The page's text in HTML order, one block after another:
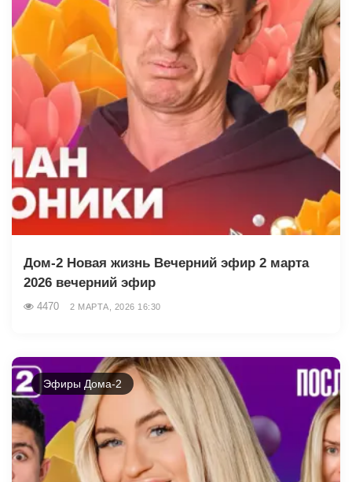
Дом-2 Новая жизнь Вечерний эфир 2 марта
2026 вечерний эфир
4470 2 МАРТА, 2026 16:30
Эфиры Дома-2